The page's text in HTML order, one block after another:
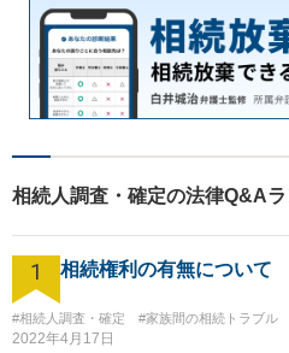
相続人調査・確定の法律Q&A
1 相続権利の有無について
#相続人調査・確定 #家族間の相続トラブル
2022年4月17日